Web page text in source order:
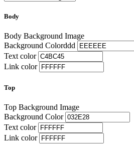
Body
Body Background Image
Background Colorddd
Text color
Link color
Top
Top Background Image
Background Color
Text color
Link color